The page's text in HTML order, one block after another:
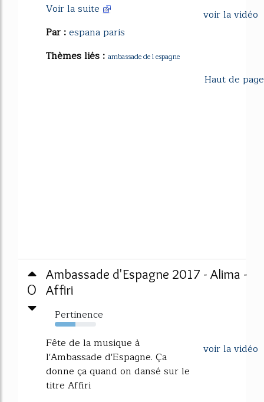
voir la vidéo
Voir la suite
Par :espana paris
Thèmes liés : ambassade de l espagne
Haut de page
0
Ambassade d'Espagne 2017 - Alima -
Affiri
Pertinence
50%
voir la vidéo
Fête de la musique à
l'Ambassade d'Espagne. Ça
donne ça quand on dansé sur le
titre Affiri